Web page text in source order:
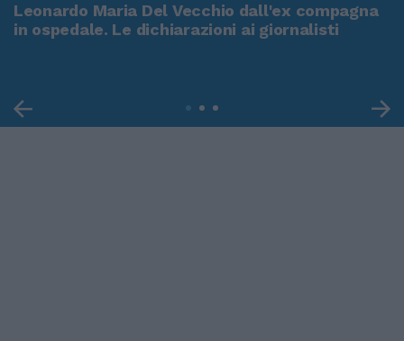
Leonardo Maria Del Vecchio dall'ex compagna
in ospedale. Le dichiarazioni ai giornalisti